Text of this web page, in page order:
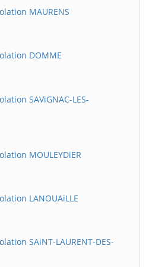
MAURENS
DOMME
SAViGNAC-LES-
MOULEYDiER
LANOUAiLLE
SAiNT-LAURENT-DES-